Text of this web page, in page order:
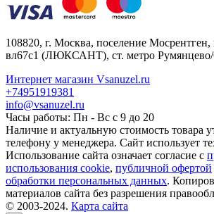
108820, г. Москва, поселение
вл67с1 (ЛЮКСАНТ), ст. метро Румянцево/
Интернет магазин Vsanuzel.ru
+74951919381
info@vsanuzel.ru
Часы работы: Пн - Вс с 9 до 20
Наличие и актуальную стоимость товара
телефону у менеджера. Сайт использует
Использование сайта означает согласие с
использования cookie, публичной офертой
обработки персональных данных.
материалов сайта без разрешения
© 2003-2024. Карта сайта